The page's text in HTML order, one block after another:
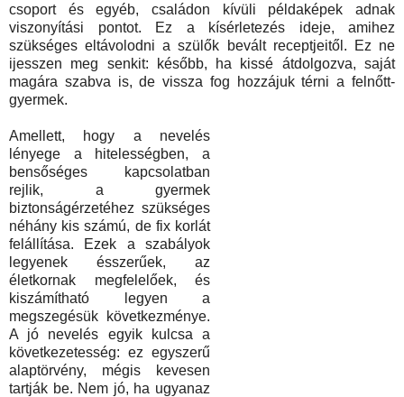
csoport és egyéb, családon kívüli példaképek adnak
viszonyítási pontot. Ez a kísérletezés ideje, amihez
szükséges eltávolodni a szülők bevált receptjeitől. Ez ne
ijesszen meg senkit: később, ha kissé átdolgozva, saját
magára szabva is, de vissza fog hozzájuk térni a felnőtt-
gyermek.
Amellett, hogy a nevelés
lényege a hitelességben, a
bensőséges kapcsolatban
rejlik, a gyermek
biztonságérzetéhez szükséges
néhány kis számú, de fix korlát
felállítása. Ezek a szabályok
legyenek ésszerűek, az
életkornak megfelelőek, és
kiszámítható legyen a
megszegésük következménye.
A jó nevelés egyik kulcsa a
következetesség: ez egyszerű
alaptörvény, mégis kevesen
tartják be. Nem jó, ha ugyanaz